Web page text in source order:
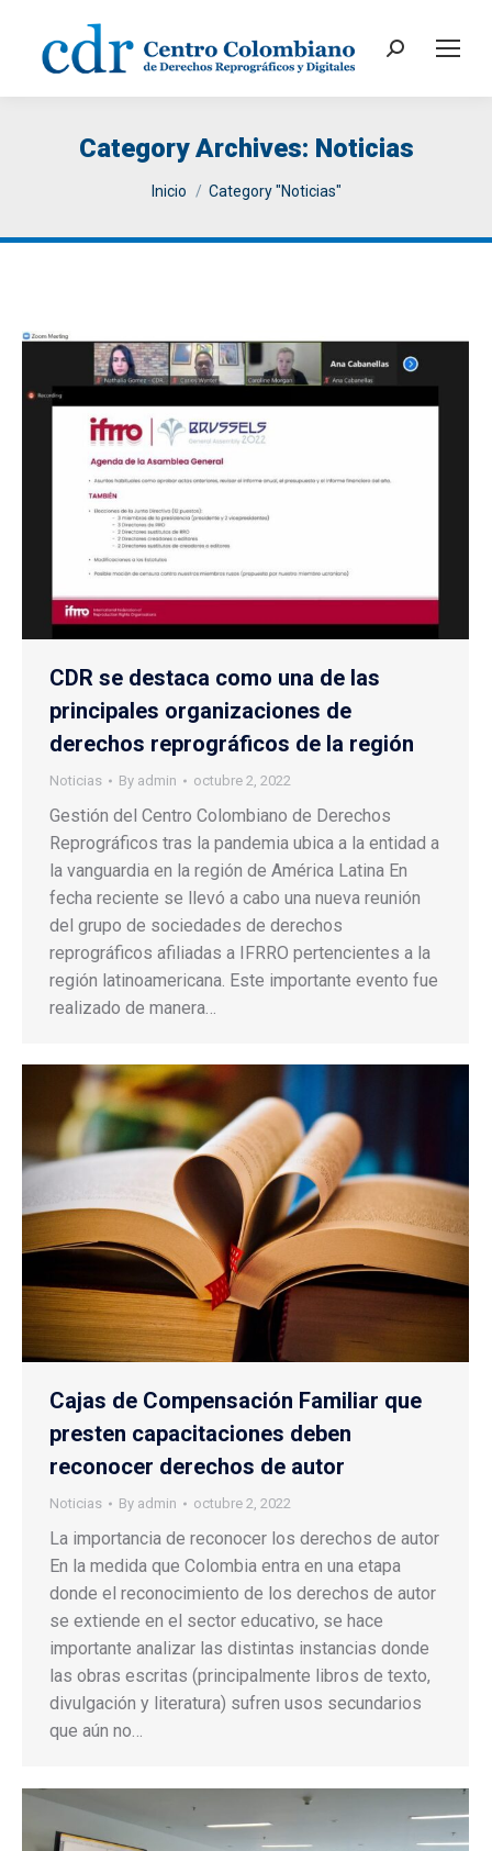
Search:
Category Archives: Noticias
You are here:
Inicio Category "Noticias"
CDR se destaca como una de las
principales organizaciones de
derechos reprográficos de la región
Noticias By admin octubre 2, 2022
Gestión del Centro Colombiano de Derechos
Reprográficos tras la pandemia ubica a la entidad a
la vanguardia en la región de América Latina En
fecha reciente se llevó a cabo una nueva reunión
del grupo de sociedades de derechos
reprográficos afiliadas a IFRRO pertencientes a la
región latinoamericana. Este importante evento fue
realizado de manera…
Cajas de Compensación Familiar que
presten capacitaciones deben
reconocer derechos de autor
Noticias By admin octubre 2, 2022
La importancia de reconocer los derechos de autor
En la medida que Colombia entra en una etapa
donde el reconocimiento de los derechos de autor
se extiende en el sector educativo, se hace
importante analizar las distintas instancias donde
las obras escritas (principalmente libros de texto,
divulgación y literatura) sufren usos secundarios
que aún no…